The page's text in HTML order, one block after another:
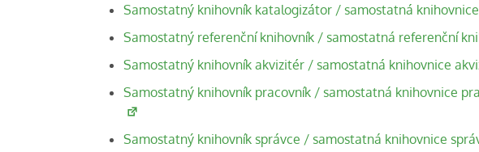
Samostatný knihovník katalogizátor / samostatná
Samostatný referenční knihovník / samostatná referenční
Samostatný knihovník akvizitér / samostatná knihovnice
Samostatný knihovník pracovník / samostatná knihovnice
Samostatný knihovník správce / samostatná knihovnice